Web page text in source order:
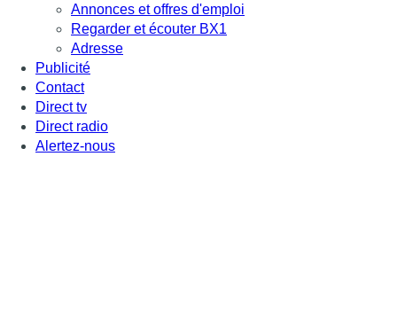
Annonces et offres d'emploi
Regarder et écouter BX1
Adresse
Publicité
Contact
Direct tv
Direct radio
Alertez-nous